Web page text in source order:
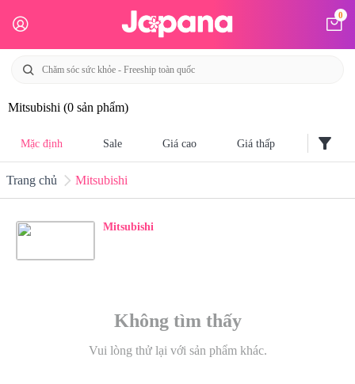
0
Mitsubishi (0 sản phẩm)
Mặc định Sale Giá cao Giá thấp filter_alt
Trang chủ Mitsubishi
Mitsubishi
Không tìm thấy
Vui lòng thử lại với sản phẩm khác.